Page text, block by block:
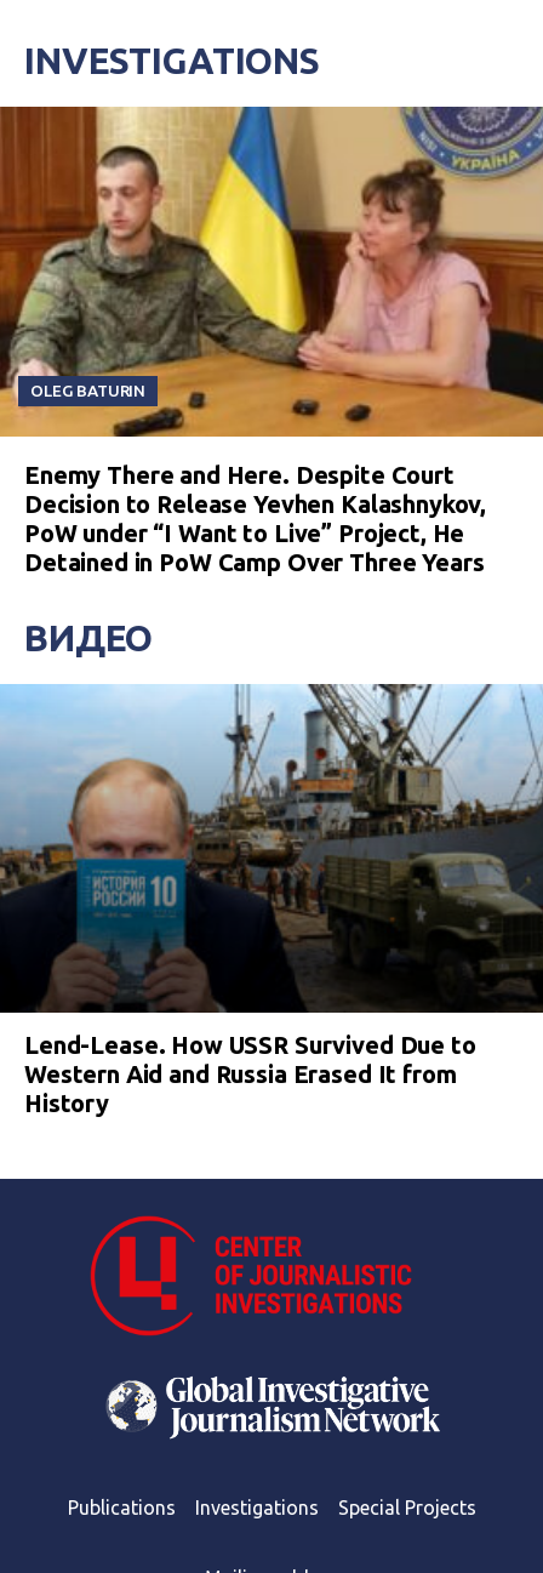
INVESTIGATIONS
OLEG BATURIN
Enemy There and Here. Despite Court
Decision to Release Yevhen Kalashnykov,
PoW under “I Want to Live” Project, He
Detained in PoW Camp Over Three Years
ВИДЕО
Lend-Lease. How USSR Survived Due to
Western Aid and Russia Erased It from
History
Publications Investigations Special Projects